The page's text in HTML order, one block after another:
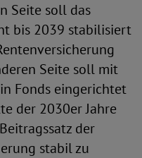
Seite soll das
bis 2039 stabilisiert
Seite soll mit
Fonds eingerichtet
der 2030er Jahre
der
stabil zu